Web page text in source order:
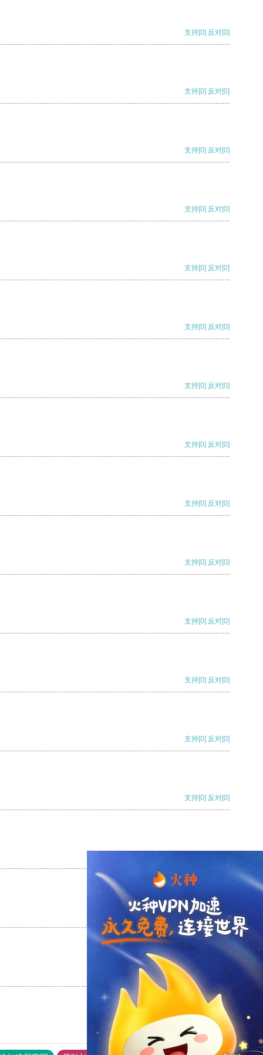
支持[0] 反对[0]
支持[0] 反对[0]
支持[0] 反对[0]
支持[0] 反对[0]
支持[0] 反对[0]
支持[0] 反对[0]
支持[0] 反对[0]
支持[0] 反对[0]
支持[0] 反对[0]
支持[0] 反对[0]
支持[0] 反对[0]
支持[0] 反对[0]
支持[0] 反对[0]
支持[0] 反对[0]
支持 [0] 反对[0]
支持